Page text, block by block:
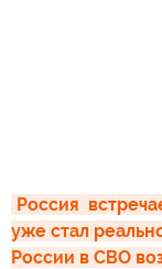
Россия
уже стал
России в СВО